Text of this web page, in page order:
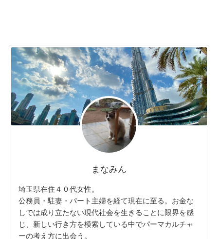
まなみん
埼玉県在住４０代女性。
公務員・駐妻・パート主婦を経て現在に至る。お金な
しでは成り立たない現代社会を生きることに限界を感
じ、新しい行き方を模索している中でパーマカルチャ
ーの考え方に出会う。